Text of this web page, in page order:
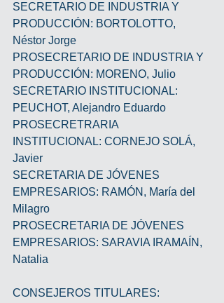
SECRETARIO DE INDUSTRIA Y
PRODUCCIÓN: BORTOLOTTO,
Néstor Jorge
PROSECRETARIO DE INDUSTRIA Y
PRODUCCIÓN: MORENO, Julio
SECRETARIO INSTITUCIONAL:
PEUCHOT, Alejandro Eduardo
PROSECRETRARIA
INSTITUCIONAL: CORNEJO SOLÁ,
Javier
SECRETARIA DE JÓVENES
EMPRESARIOS: RAMÓN, María del
Milagro
PROSECRETARIA DE JÓVENES
EMPRESARIOS: SARAVIA IRAMAÍN,
Natalia
CONSEJEROS TITULARES: